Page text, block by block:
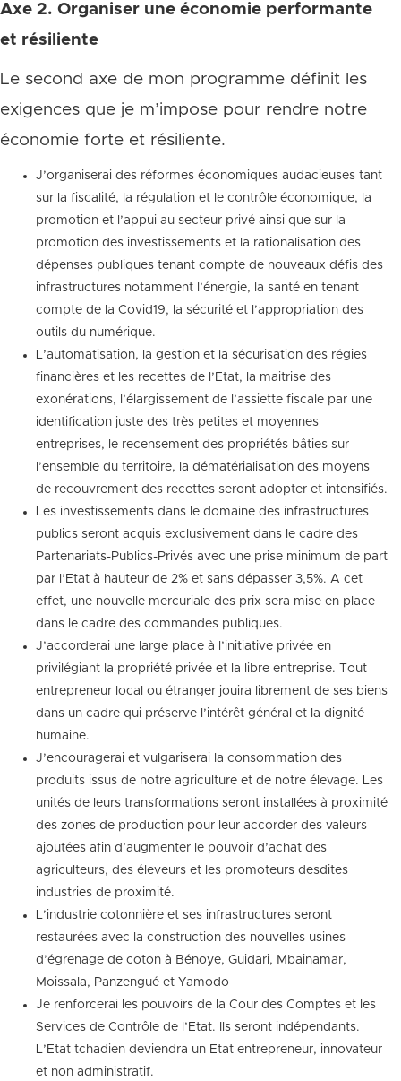
Axe 2. Organiser une économie performante
et résiliente
Le second axe de mon programme définit les
exigences que je m’impose pour rendre notre
économie forte et résiliente.
J’organiserai des réformes économiques audacieuses tant
sur la fiscalité, la régulation et le contrôle économique, la
promotion et l’appui au secteur privé ainsi que sur la
promotion des investissements et la rationalisation des
dépenses publiques tenant compte de nouveaux défis des
infrastructures notamment l’énergie, la santé en tenant
compte de la Covid19, la sécurité et l’appropriation des
outils du numérique.
L’automatisation, la gestion et la sécurisation des régies
financières et les recettes de l’Etat, la maitrise des
exonérations, l’élargissement de l’assiette fiscale par une
identification juste des très petites et moyennes
entreprises, le recensement des propriétés bâties sur
l’ensemble du territoire, la dématérialisation des moyens
de recouvrement des recettes seront adopter et intensifiés.
Les investissements dans le domaine des infrastructures
publics seront acquis exclusivement dans le cadre des
Partenariats-Publics-Privés avec une prise minimum de part
par l’Etat à hauteur de 2% et sans dépasser 3,5%. A cet
effet, une nouvelle mercuriale des prix sera mise en place
dans le cadre des commandes publiques.
J’accorderai une large place à l’initiative privée en
privilégiant la propriété privée et la libre entreprise. Tout
entrepreneur local ou étranger jouira librement de ses biens
dans un cadre qui préserve l’intérêt général et la dignité
humaine.
J’encouragerai et vulgariserai la consommation des
produits issus de notre agriculture et de notre élevage. Les
unités de leurs transformations seront installées à proximité
des zones de production pour leur accorder des valeurs
ajoutées afin d’augmenter le pouvoir d’achat des
agriculteurs, des éleveurs et les promoteurs desdites
industries de proximité.
L’industrie cotonnière et ses infrastructures seront
restaurées avec la construction des nouvelles usines
d’égrenage de coton à Bénoye, Guidari, Mbainamar,
Moissala, Panzengué et Yamodo
Je renforcerai les pouvoirs de la Cour des Comptes et les
Services de Contrôle de l’Etat. Ils seront indépendants.
L’Etat tchadien deviendra un Etat entrepreneur, innovateur
et non administratif.